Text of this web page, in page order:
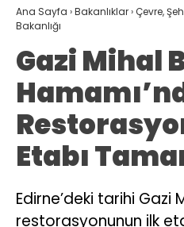
Ana Sayfa ›Bakanlıklar›Çevre,
Bakanlığı
Gazi Mihal
Etabı
Edirne’deki tarihi Gazi
restorasyonunun ilk